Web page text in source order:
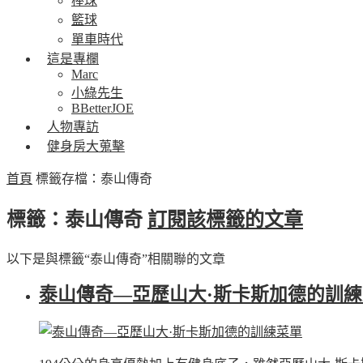
籃球
單車時代
這是專欄
Marc
小綠先生
BBetterJOE
人物專訪
健身房大蒐擊
首頁 標籤存檔：泰山傳奇
標籤：泰山傳奇 訂閱該標籤的文章
以下是與標籤“泰山傳奇”相關聯的文章
泰山傳奇—亞歷山大·斯卡斯加德的訓